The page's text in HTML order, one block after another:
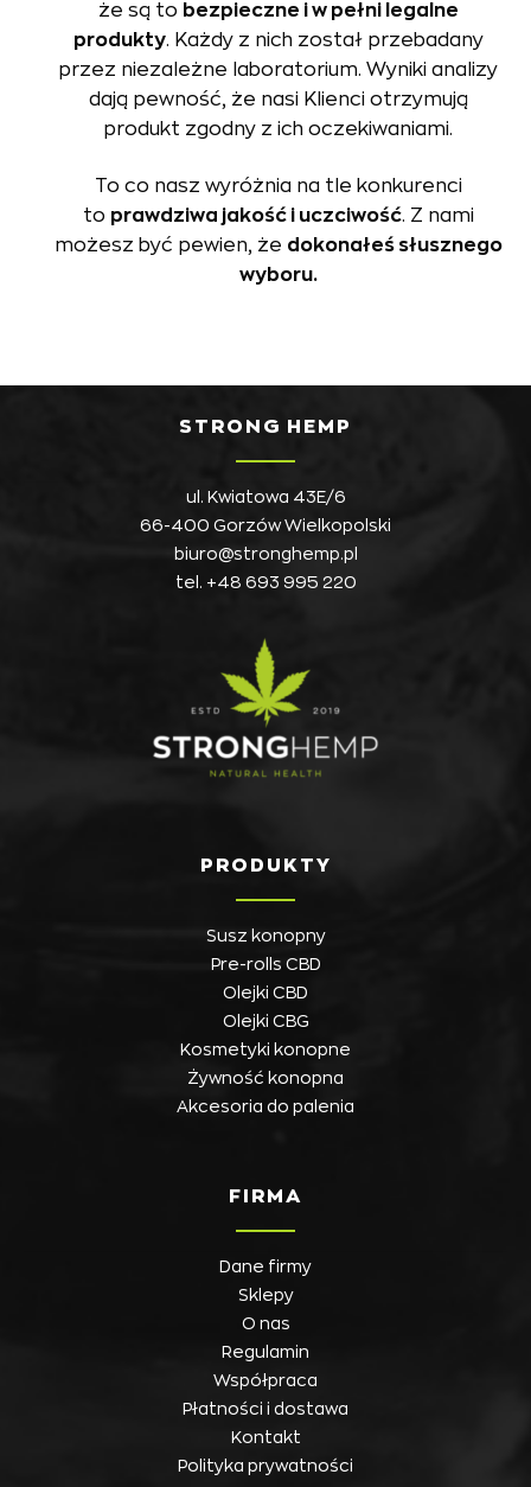
że są to bezpieczne i w pełni legalne
produkty. Każdy z nich został przebadany
przez niezależne laboratorium. Wyniki analizy
dają pewność, że nasi Klienci otrzymują
produkt zgodny z ich oczekiwaniami.
To co nasz wyróżnia na tle konkurenci
to prawdziwa jakość i uczciwość. Z nami
możesz być pewien, że dokonałeś słusznego
wyboru.
STRONG HEMP
ul. Kwiatowa 43E/6
66-400 Gorzów Wielkopolski
biuro@stronghemp.pl
tel. +48 693 995 220
PRODUKTY
Susz konopny
Pre-rolls CBD
Olejki CBD
Olejki CBG
Kosmetyki konopne
Żywność konopna
Akcesoria do palenia
FIRMA
Dane firmy
Sklepy
O nas
Regulamin
Współpraca
Płatności i dostawa
Kontakt
Polityka prywatności